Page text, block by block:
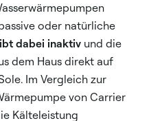
oder natürliche
dabei inaktiv und die
dem Haus direkt auf
Im Vergleich zur
von Carrier
Kälteleistung